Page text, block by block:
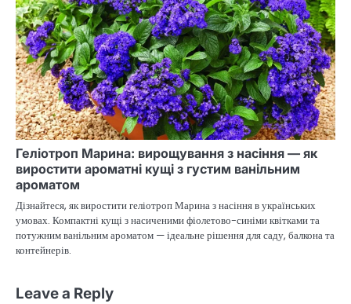
Геліотроп Марина: вирощування з насіння — як
виростити ароматні кущі з густим ванільним
ароматом
Дізнайтеся, як виростити геліотроп Марина з насіння в українських
умовах. Компактні кущі з насиченими фіолетово-синіми квітками та
потужним ванільним ароматом — ідеальне рішення для саду, балкона та
контейнерів.
Leave a Reply